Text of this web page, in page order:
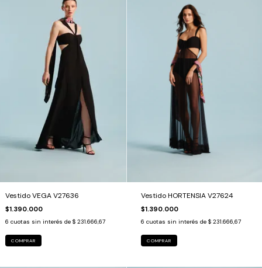
Vestido VEGA V27636
$1.390.000
6 cuotas sin interés de $ 231.666,67
COMPRAR
Vestido HORTENSIA V27624
$1.390.000
6 cuotas sin interés de $ 231.666,67
COMPRAR